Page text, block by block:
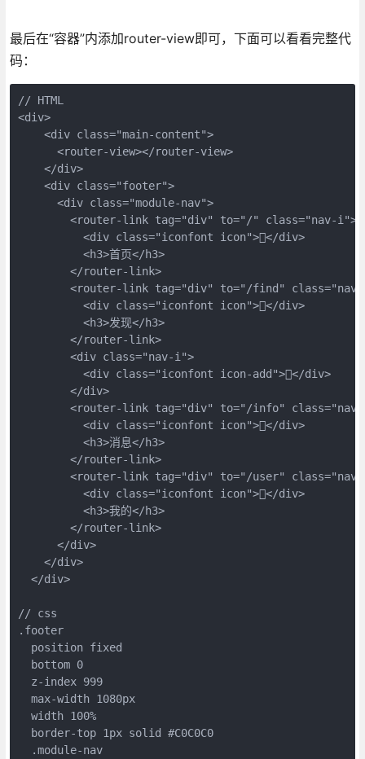
最后在“容器”内添加router-view即可，下面可以看看完整代
码：
// HTML
<div>
    <div class="main-content">
      <router-view></router-view>
    </div>
    <div class="footer">
      <div class="module-nav">
        <router-link tag="div" to="/" class="nav-i">
          <div class="iconfont icon"></div>
          <h3>首页</h3>
        </router-link>
<router-link tag="div" to="/find"
          <div class="iconfont icon"></div>
          <h3>发现</h3>
        </router-link>
        <div class="nav-i">
          <div class="iconfont icon-add"></div>
        </div>
<router-link tag="div" to="/info"
          <div class="iconfont icon"></div>
          <h3>消息</h3>
        </router-link>
<router-link tag="div" to="/user"
          <div class="iconfont icon"></div>
          <h3>我的</h3>
        </router-link>
      </div>
    </div>
  </div>
// css
.footer
  position fixed
  bottom 0
  z-index 999
  max-width 1080px
  width 100%
  border-top 1px solid #C0C0C0
  .module-nav